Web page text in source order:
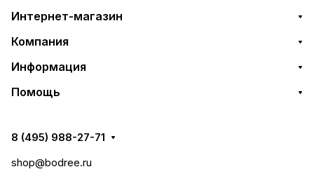
Интернет-магазин
Компания
Информация
Помощь
8 (495) 988-27-71
shop@bodree.ru